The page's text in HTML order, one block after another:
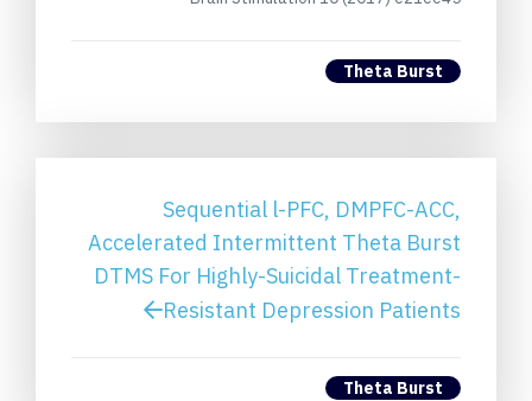
Theta Burst
Sequential l-PFC, DMPFC-ACC,
Accelerated Intermittent Theta Burst
DTMS For Highly-Suicidal Treatment-
Resistant Depression Patients
Theta Burst